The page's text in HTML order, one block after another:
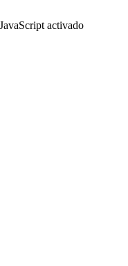
activado